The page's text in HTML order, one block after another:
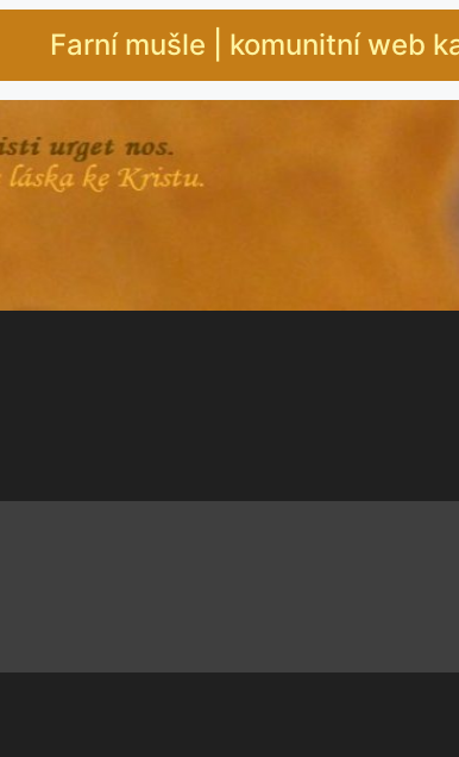
Farní mušle | komunitní web